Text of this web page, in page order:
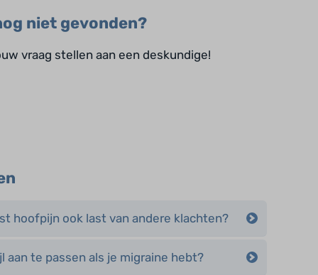
niet gevonden?
vraag stellen aan een deskundige!
hoofpijn ook last van andere klachten?
te passen als je migraine hebt?